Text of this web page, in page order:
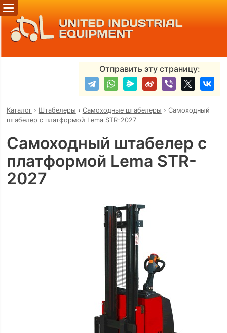
UNITED INDUSTRIAL
EQUIPMENT
Отправить эту страницу:
Каталог› Штабелеры › Самоходные штабелеры › Самоходный
штабелер с платформой Lema STR-2027
Самоходный штабелер с
платформой Lema STR-
2027